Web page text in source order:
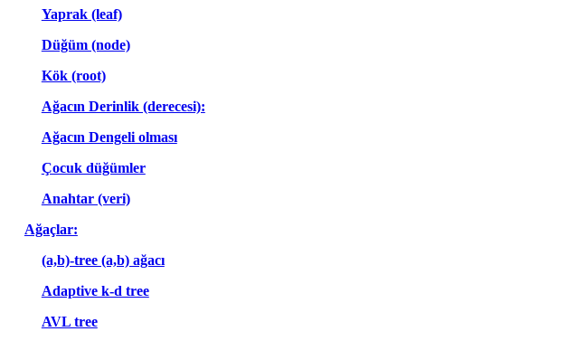
Yaprak (leaf)
Düğüm (node)
Kök (root)
Ağacın Derinlik (derecesi):
Ağacın Dengeli olması
Çocuk düğümler
Anahtar (veri)
Ağaçlar:
(a,b)-tree (a,b) ağacı
Adaptive k-d tree
AVL tree